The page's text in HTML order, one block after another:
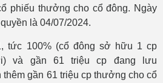
phiếu thưởng cho cổ đông. Ngày
là 04/07/2024.
tức 100% (cổ đông sở hữu 1 cp
và gần 61 triệu cp đang lưu
thêm gần 61 triệu cp thưởng cho cổ